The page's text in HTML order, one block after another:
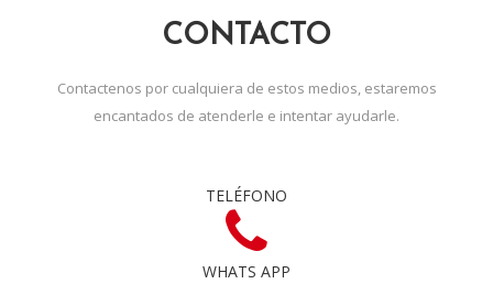
CONTACTO
Contactenos por cualquiera de estos medios, estaremos
encantados de atenderle e intentar ayudarle.
TELÉFONO
WHATS APP